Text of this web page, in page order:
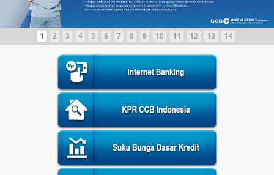
1 2 3 4 5 6 7 8 9 10 11 12 13 14